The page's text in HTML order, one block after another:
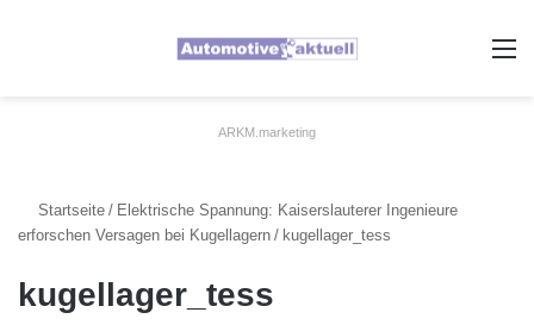
ARKM.marketing
Startseite / Elektrische Spannung: Kaiserslauterer Ingenieure
erforschen Versagen bei Kugellagern / kugellager_tess
kugellager_tess